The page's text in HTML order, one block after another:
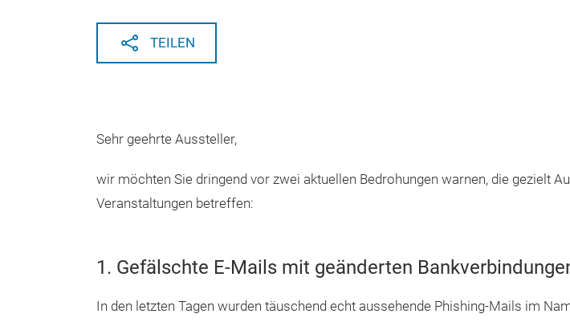
TEILEN
Sehr geehrte Aussteller,
wir möchten Sie dringend vor zwei aktuellen Bedrohungen warnen, die gezielt
Veranstaltungen betreffen:
1. Gefälschte E-Mails mit geänderten
In den letzten Tagen wurden täuschend echt aussehende Phishing-Mails im